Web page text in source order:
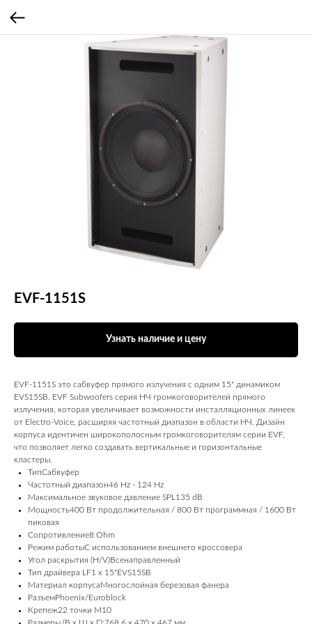
EVF-1151S
Узнать наличие и цену
EVF‑1151S это сабвуфер прямого излучения с одним 15" динамиком
EVS15SB. EVF Subwoofers серия НЧ громкоговорителей прямого
излучения, которая увеличивает возможности инсталляционных линеек
от Electro-Voice, расширяя частотный диапазон в области НЧ. Дизайн
корпуса идентичен широкополосным громкоговорителям серии EVF,
что позволяет легко создавать вертикальные и горизонтальные
кластеры.
ТипСабвуфер
Частотный диапазон46 Hz - 124 Hz
Максимальное звуковое давление SPL135 dB
Мощность400 Вт продолжительная / 800 Вт программная / 1600 Вт
пиковая
Сопротивление8 Ohm
Режим работыС использованием внешнего кроссовера
Угол раскрытия (H/V)Всенаправленный
Тип драйвера LF1 x 15"EVS15SB
Материал корпусаМногослойная березовая фанера
РазъемPhoenix/Euroblock
Крепеж22 точки M10